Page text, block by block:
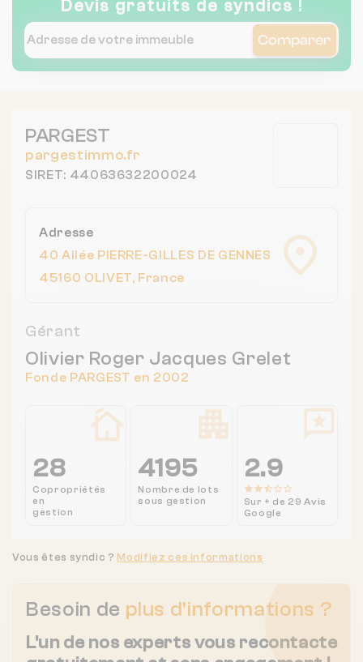
Devis gratuits de syndics !
Comparer
PARGEST
pargestimmo.fr
SIRET: 44063632200024
Adresse
40 Allée PIERRE-GILLES DE GENNES
45160 OLIVET, France
Gérant
Olivier Roger Jacques Grelet
Fonde PARGEST en 2002
28
Copropriétés
en
gestion
4195
Nombre de lots
sous gestion
2.9
Sur + de 29 Avis
Google
Besoin de plus d'informations ?
L'un de nos experts vous recontacte
Vous êtes syndic ? Modifiez ces informations